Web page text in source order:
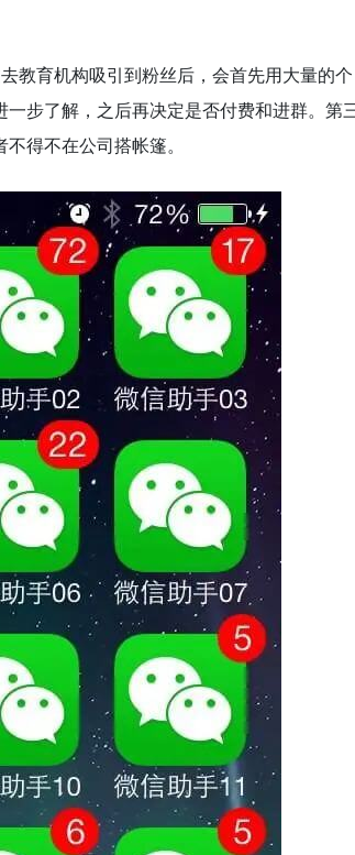
教育机构吸引到粉丝后，会首先用大量的个
步了解，之后再决定是否付费和进群。第
得不在公司搭帐篷。